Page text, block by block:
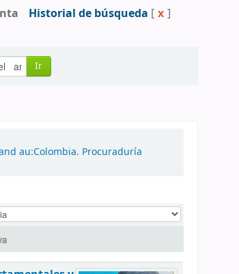
Historial de búsqueda [ x ]
Ir
au:Colombia. Procuraduría